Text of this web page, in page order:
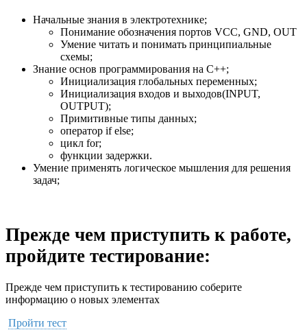
Начальные знания в электротехнике;
Понимание обозначения портов VCC, GND, OUT
Умение читать и понимать принципиальные
схемы;
Знание основ программирования на С++;
Инициализация глобальных переменных;
Инициализация входов и выходов(INPUT,
OUTPUT);
Примитивные типы данных;
оператор if else;
цикл for;
функции задержки.
Умение применять логическое мышления для решения
задач;
Прежде чем приступить к работе,
пройдите тестирование:
Прежде чем приступить к тестированию соберите
информацию о новых элементах
Пройти тест